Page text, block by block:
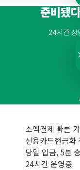
준비됐
24시간 상
소액결제 빠른
신용카드현금화
당일 입금, 5분
24시간 운영중